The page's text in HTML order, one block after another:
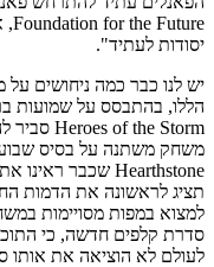
Foundation for the Future, או בתרגום חופשי "
יסודות לעתיד".
יש לנו כבר כמה ניחושים
הללו, בהתבסס על שמועות
סדרת קלפים חדשה, כי
לעולם לא הוציאה את אותו